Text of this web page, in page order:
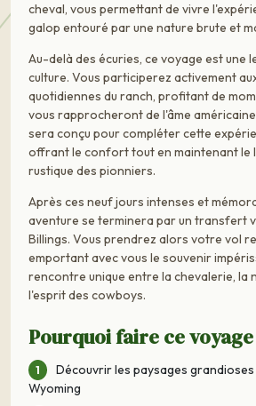
cheval, vous permettant de vivre
galop entouré par une nature brute et
Au-delà des écuries, ce voyage est une
culture. Vous participerez activement
quotidiennes du ranch, profitant de
vous rapprocheront de l'âme
sera conçu pour compléter cette
offrant le confort tout en maintenant le
rustique des pionniers.
Après ces neuf jours intenses et
aventure se terminera par un transfert
Billings. Vous prendrez alors votre vol
emportant avec vous le souvenir
rencontre unique entre la chevalerie, la
l'esprit des cowboys.
Pourquoi faire ce
Découvrir les paysages
Wyoming